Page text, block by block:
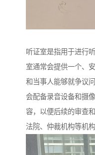
听证室是指用于进行
室通常会提供一个、
和当事人能够就争议
会配备录音设备和摄
容，以便后续的审查
法院、仲裁机构等机